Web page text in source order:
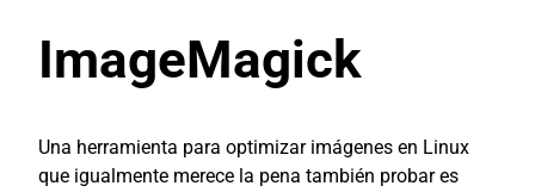
ImageMagick
Una herramienta para optimizar imágenes en Linux
que igualmente merece la pena también probar es